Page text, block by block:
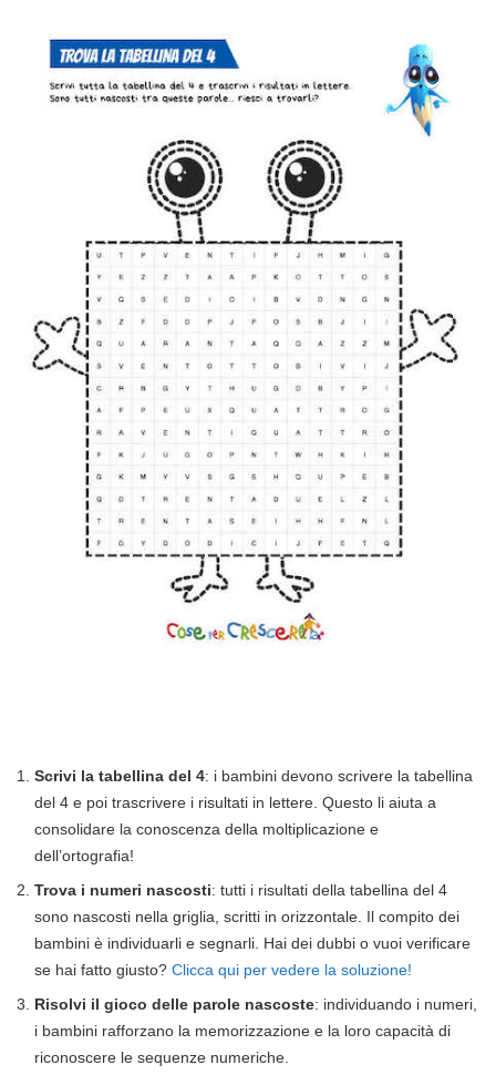
Scrivi la tabellina del 4: i bambini devono scrivere la tabellina
del 4 e poi trascrivere i risultati in lettere. Questo li aiuta a
consolidare la conoscenza della moltiplicazione e
dell’ortografia!
Trova i numeri nascosti: tutti i risultati della tabellina del 4
sono nascosti nella griglia, scritti in orizzontale. Il compito dei
bambini è individuarli e segnarli. Hai dei dubbi o vuoi verificare
se hai fatto giusto? Clicca qui per vedere la soluzione!
Risolvi il gioco delle parole nascoste: individuando i numeri,
i bambini rafforzano la memorizzazione e la loro capacità di
riconoscere le sequenze numeriche.